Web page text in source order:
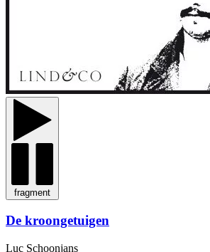
fragment
De kroongetuigen
Luc Schoonjans